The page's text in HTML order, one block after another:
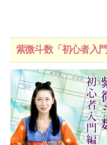
紫微斗数「初心者入門